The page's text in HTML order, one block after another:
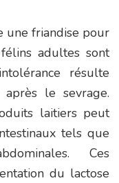
une friandise pour
adultes sont
résulte
le sevrage.
laitiers peut
tels que
Ces
du lactose